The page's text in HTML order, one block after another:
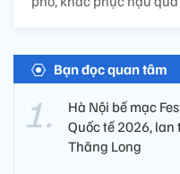
Bạn đọc quan tâm
Hà Nội bế mạc
Quốc tế 2026, lan
Thăng Long